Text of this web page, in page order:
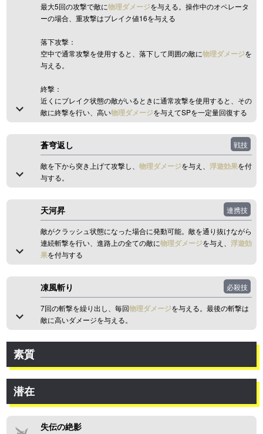
最大5回の攻撃で敵に物理ダメージを与える。操作中のオペレータ
ーの場合、重攻撃はブレイク値16を与える
落下攻撃：
空中で通常攻撃を使用すると、落下して周囲の敵に物理ダメージを
与える。
終撃：
近くにブレイク状態の敵がいるときに通常攻撃を使用すると、その
敵に終撃を行い、高い物理ダメージを与えてSPを一定量回復する
蒼穹返し
敵を下から突き上げて攻撃し、 物理ダメージを与え、 浮遊効果を付
与する。
戦技
天河昇
敵がクラッシュ状態になった場合に発動可能。敵を通り抜けながら
連続斬撃を行い、進路上の全ての敵に物理ダメージを与え、 浮遊効
果を付与する
連携技
凍風斬り
7回の斬撃を繰り出し、毎回物理ダメージを与える。最後の斬撃は
敵に高いダメージを与える。
必殺技
素質
潜在
失伝の絶影